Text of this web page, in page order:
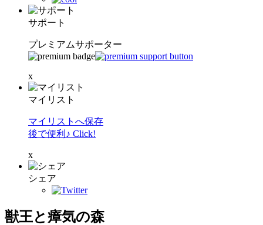
サポート
プレミアムサポーター
x
マイリスト
マイリストへ保存
後で便利♪ Click!
x
シェア
獣王と瘴気の森